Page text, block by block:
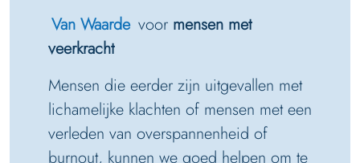
Van Waarde voor mensen met
veerkracht
Mensen die eerder zijn uitgevallen met
lichamelijke klachten of mensen met een
verleden van overspannenheid of
burnout, kunnen we goed helpen om te